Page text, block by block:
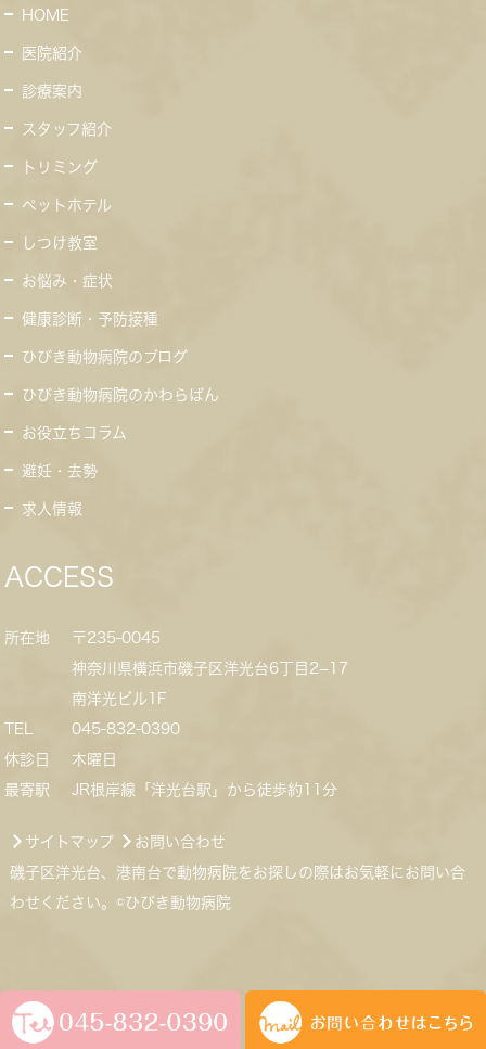
HOME
医院紹介
診療案内
スタッフ紹介
トリミング
ペットホテル
しつけ教室
お悩み・症状
健康診断・予防接種
ひびき動物病院のブログ
ひびき動物病院のかわらばん
お役立ちコラム
避妊・去勢
求人情報
ACCESS
所在地
〒235-0045
神奈川県横浜市磯子区洋光台6丁目2−17
南洋光ビル1F
TEL
045-832-0390
休診日
木曜日
最寄駅
JR根岸線「洋光台駅」から徒歩約11分
サイトマップ
お問い合わせ
磯子区洋光台、港南台で動物病院をお探しの際はお気軽にお問い合
わせください。©ひびき動物病院